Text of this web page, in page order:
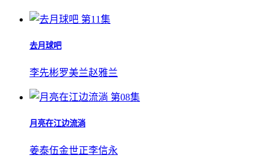
第11集
去月球吧
李先彬罗美兰赵雅兰
第08集
月亮在江边流淌
姜泰伍金世正李信永